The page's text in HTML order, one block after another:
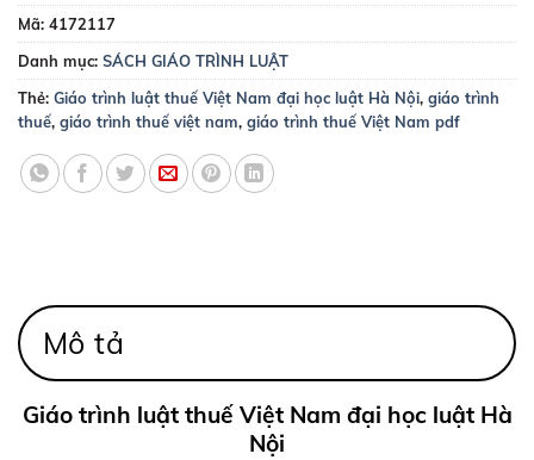
Mã: 4172117
Danh mục: SÁCH GIÁO TRÌNH LUẬT
Thẻ: Giáo trình luật thuế Việt Nam đại học luật Hà Nội, giáo trình
thuế, giáo trình thuế việt nam, giáo trình thuế Việt Nam pdf
Mô tả
Giáo trình luật thuế Việt Nam đại học luật Hà
Nội